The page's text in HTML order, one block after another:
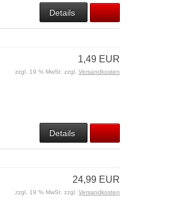
Details
1,49 EUR
zzgl. 19 % MwSt. zzgl. Versandkosten
Details
24,99 EUR
zzgl. 19 % MwSt. zzgl. Versandkosten